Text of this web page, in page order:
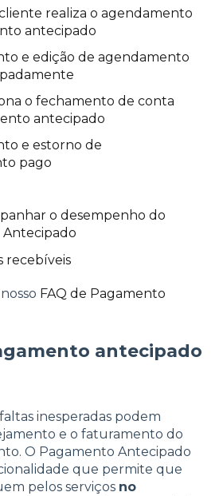
realiza o agendamento
antecipado
e edição de agendamento
o fechamento de conta
antecipado
e estorno de
pago
o desempenho do
recebíveis
FAQ de Pagamento
antecipado
inesperadas podem
e o faturamento do
O Pagamento Antecipado
que permite que
pelos serviços no